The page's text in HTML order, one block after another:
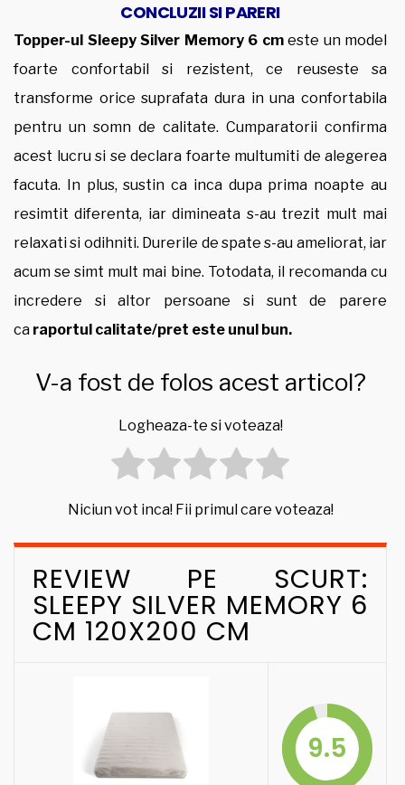
CONCLUZII SI PARERI
Topper-ul Sleepy Silver Memory 6 cm este un model
foarte confortabil si rezistent, ce reuseste sa
transforme orice suprafata dura in una confortabila
pentru un somn de calitate. Cumparatorii confirma
acest lucru si se declara foarte multumiti de alegerea
facuta. In plus, sustin ca inca dupa prima noapte au
resimtit diferenta, iar dimineata s-au trezit mult mai
relaxati si odihniti. Durerile de spate s-au ameliorat, iar
acum se simt mult mai bine. Totodata, il recomanda cu
incredere si altor persoane si sunt de parere
ca raportul calitate/pret este unul bun.
V-a fost de folos acest articol?
Logheaza-te si voteaza!
Niciun vot inca! Fii primul care voteaza!
REVIEW PE SCURT:
SLEEPY SILVER MEMORY 6
CM 120X200 CM
9.5